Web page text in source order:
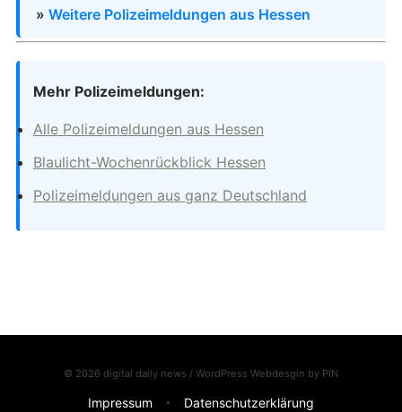
» Weitere Polizeimeldungen aus Hessen
Mehr Polizeimeldungen:
Alle Polizeimeldungen aus Hessen
Blaulicht-Wochenrückblick Hessen
Polizeimeldungen aus ganz Deutschland
© 2026 digital daily news / WordPress Webdesgin by PIN
Impressum
Datenschutzerklärung